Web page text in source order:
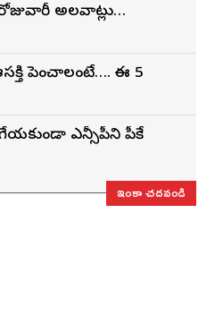
అలవాట్లు…
పెంచాలంటే…. ఈ 5
ఎన్సీపీని పీకే
ఇంకా చదవండి